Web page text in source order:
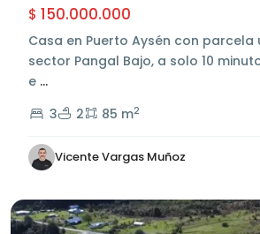
$ 150.000.000
Casa en Puerto Aysén con parcela
sector Pangal Bajo, a solo 10
e ...
3
2 85 m2
Vicente Vargas Muñoz
Sector
Pangal
Bajo,